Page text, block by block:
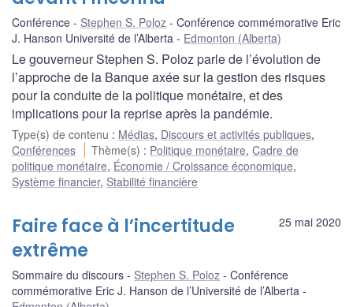
Conférence Stephen S. Poloz
Conférence commémorative Eric
J. Hanson Université de l’Alberta
Edmonton (Alberta)
Le gouverneur Stephen S. Poloz parle de l’évolution de
l’approche de la Banque axée sur la gestion des risques
pour la conduite de la politique monétaire, et des
implications pour la reprise après la pandémie.
Type(s) de contenu : Médias, Discours et activités publiques,
Conférences
Thème(s) : Politique monétaire,Cadre de
politique monétaire, Économie / Croissance économique,
Système financier, Stabilité financière
25 mai 2020
Faire face à l’incertitude
extrême
Sommaire du discours Stephen S. Poloz
Conférence
commémorative Eric J. Hanson de l’Université de l’Alberta